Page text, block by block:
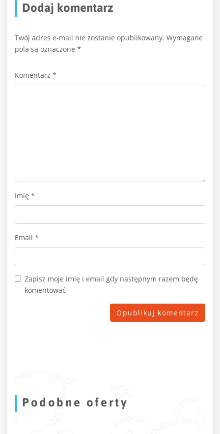
Dodaj komentarz
Twój adres e-mail nie zostanie opublikowany. Wymagane
pola są oznaczone *
Komentarz *
Imię *
Email *
Zapisz moje imię i email gdy następnym razem będę
komentować
Podobne oferty